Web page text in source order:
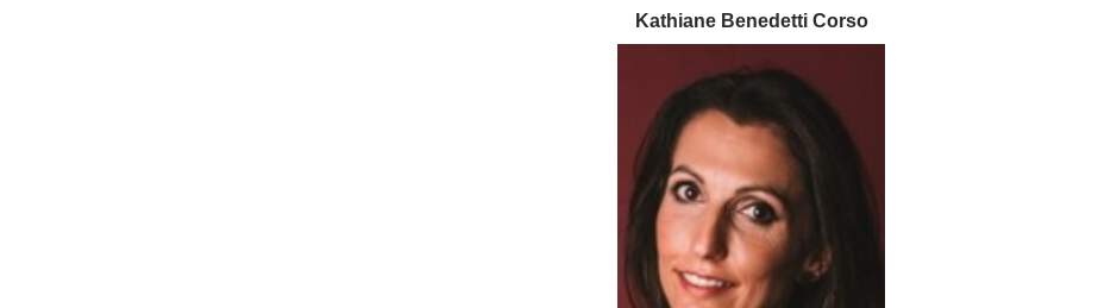
Kathiane Benedetti Corso